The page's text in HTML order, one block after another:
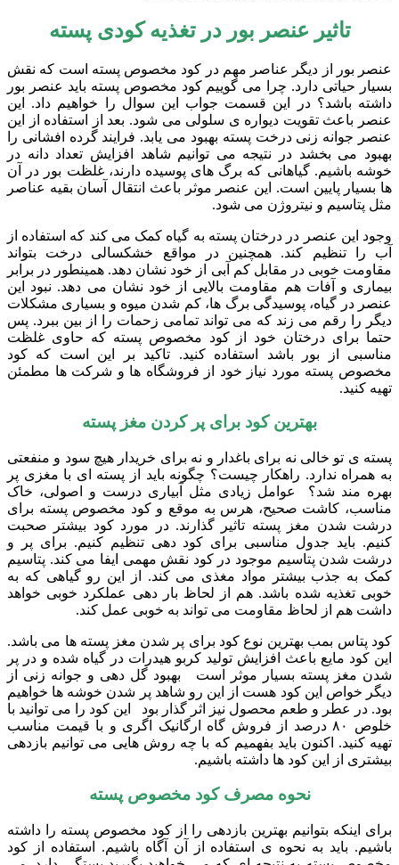
تاثیر عنصر بور در تغذیه کودی پسته
عنصر بور از دیگر عناصر مهم در کود مخصوص پسته است که نقش
بسیار حیاتی دارد. چرا می گوییم کود مخصوص پسته باید عنصر بور
داشته باشد؟ در این قسمت جواب این سوال را خواهیم داد. این
عنصر باعث تقویت دیواره ی سلولی می شود. بعد از استفاده از این
عنصر جوانه زنی درخت پسته بهبود می یابد. فرایند گرده افشانی را
بهبود می بخشد در نتیجه می توانیم شاهد افزایش تعداد دانه در
خوشه باشیم. گیاهانی که برگ های پوسیده دارند، غلظت بور در آن
ها بسیار پایین است. این عنصر موثر باعث انتقال آسان بقیه عناصر
مثل پتاسیم و نیتروژن می شود.
وجود این عنصر در درختان پسته به گیاه کمک می کند که استفاده از
آب را تنظیم کند. همچنین در مواقع خشکسالی درخت بتواند
مقاومت خوبی در مقابل کم آبی از خود نشان دهد. همینطور در برابر
بیماری و آفات هم مقاومت بالایی از خود نشان می دهد. نبود این
عنصر در گیاه، پوسیدگی برگ ها، کم شدن میوه و بسیاری مشکلات
دیگر را رقم می زند که می تواند تمامی زحمات را از بین ببرد. پس
حتما برای درختان خود از کود مخصوص پسته که حاوی غلظت
مناسبی از بور باشد استفاده کنید. تاکید بر این است که کود
مخصوص پسته مورد نیاز خود از فروشگاه ها و شرکت ها مطمئن
تهیه کنید.
بهترین کود برای پر کردن مغز پسته
پسته ی تو خالی نه برای باغدار و نه برای خریدار هیچ سود و منفعتی
به همراه ندارد. راهکار چیست؟ چگونه باید از پسته ای با مغزی پر
بهره مند شد؟ عوامل زیادی مثل آبیاری درست و اصولی، خاک
مناسب، کاشت صحیح، هرس به موقع و کود مخصوص پسته برای
درشت شدن مغز پسته تاثیر گذارند. در مورد کود بیشتر صحبت
کنیم. باید جدول مناسبی برای کود دهی تنظیم کنیم. برای پر و
درشت شدن پتاسیم موجود در کود نقش مهمی ایفا می کند. پتاسیم
کمک به جذب بیشتر مواد مغذی می کند. از این رو گیاهی که به
خوبی تغذیه شده باشد. هم از لحاظ بار دهی عملکرد خوبی خواهد
داشت هم از لحاظ مقاومت می تواند به خوبی عمل کند.
کود پتاس بمب بهترین نوع کود برای پر شدن مغز پسته ها می باشد.
این کود مایع باعث افزایش تولید کربو هیدرات در گیاه شده و در پر
شدن مغز پسته بسیار موثر است بهبود گل دهی و جوانه زنی از
دیگر خواص این کود هست از این رو شاهد پر شدن خوشه ها خواهیم
بود. در عطر و طعم محصول نیز اثر گذار بود این کود را می توانید با
خلوص ۸۰ درصد از فروش گاه ارگانیک اگری و با قیمت مناسب
تهیه کنید. اکنون باید بفهمیم که با چه روش هایی می توانیم بازدهی
بیشتری از این کود ها داشته باشیم.
نحوه مصرف کود مخصوص پسته
برای اینکه بتوانیم بهترین بازدهی را از کود مخصوص پسته را داشته
باشیم. باید به نحوه ی استفاده از آن آگاه باشیم. استفاده از کود